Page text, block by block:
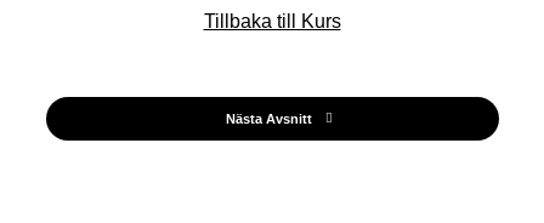
Tillbaka till Kurs
Nästa Avsnitt